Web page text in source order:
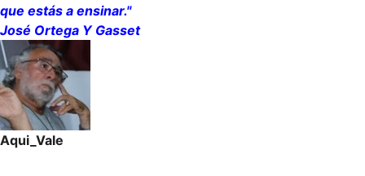
que estás a ensinar."
José Ortega Y Gasset
Aqui_Vale